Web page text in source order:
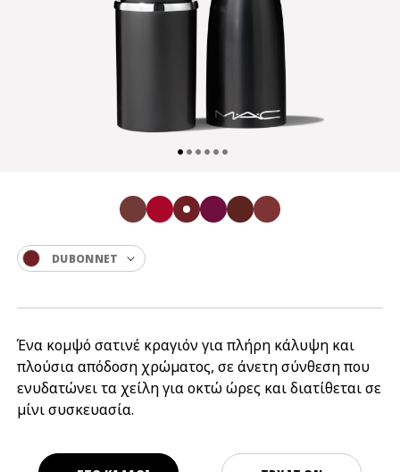
Ένα κομψό σατινέ κραγιόν για πλήρη κάλυψη και
πλούσια απόδοση χρώματος, σε άνετη σύνθεση που
ενυδατώνει τα χείλη για οκτώ ώρες και διατίθεται σε
μίνι συσκευασία.
DUBONNET